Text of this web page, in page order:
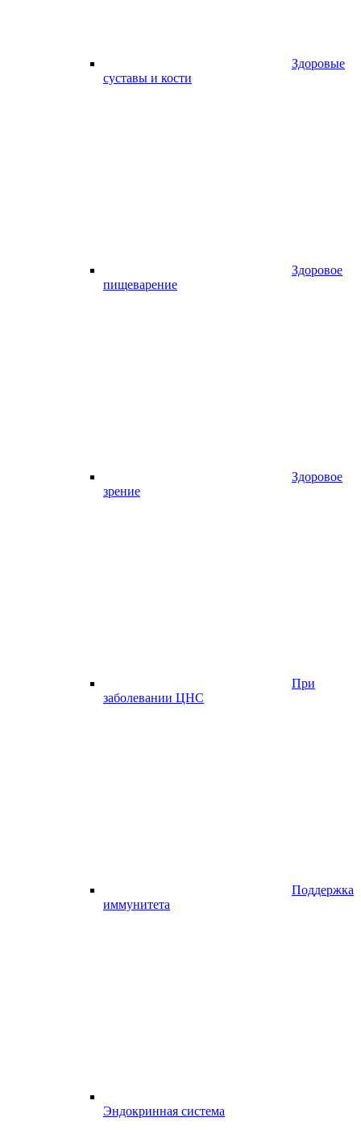
Здоровые
суставы и кости
Здоровое
пищеварение
Здоровое
зрение
При
заболевании ЦНС
Поддержка
иммунитета
Эндокринная система